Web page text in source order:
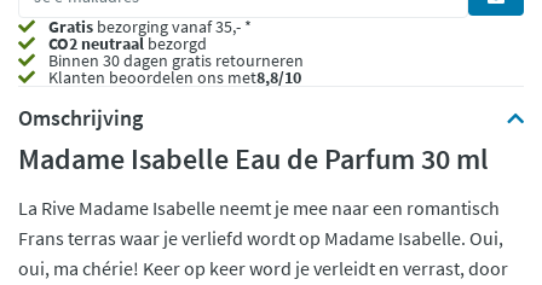
Gratis bezorging vanaf 35,- *
CO2 neutraalbezorgd
Binnen 30 dagen gratis retourneren
Klanten beoordelen ons met8,8/10
Omschrijving
Madame Isabelle Eau de Parfum 30 ml
La Rive Madame Isabelle neemt je mee naar een romantisch
Frans terras waar je verliefd wordt op Madame Isabelle. Oui,
oui, ma chérie! Keer op keer word je verleidt en verrast, door